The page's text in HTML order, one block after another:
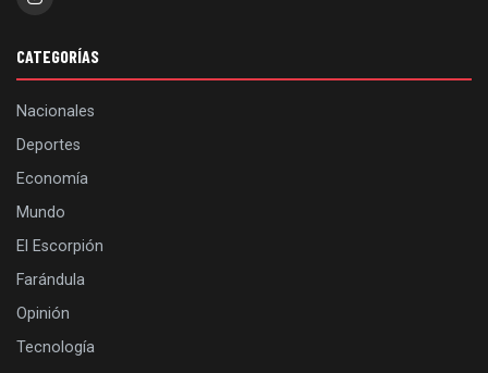
CATEGORÍAS
Nacionales
Deportes
Economía
Mundo
El Escorpión
Farándula
Opinión
Tecnología